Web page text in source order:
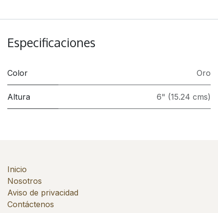
Especificaciones
Color Oro
Altura 6" (15.24 cms)
Inicio
Nosotros
Aviso de privacidad
Contáctenos